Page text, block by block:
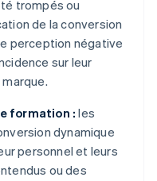
trompés ou
de la conversion
perception négative
sur leur
formation : les
dynamique
personnel et leurs
ou des